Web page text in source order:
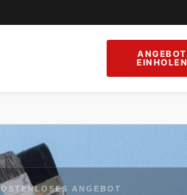
ANGEBOT
EINHOLEN
4,9/5 (120 Bewertungen)
ANGEBOT